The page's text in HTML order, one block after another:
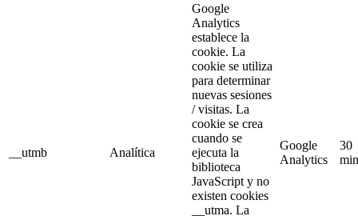
__utmb Analítica
Google
Analytics
establece la
cookie. La
cookie se utiliza
para determinar
nuevas sesiones
/ visitas. La
cookie se crea
cuando se
ejecuta la
biblioteca
JavaScript y no
existen cookies
__utma. La
Google
Analytics
30